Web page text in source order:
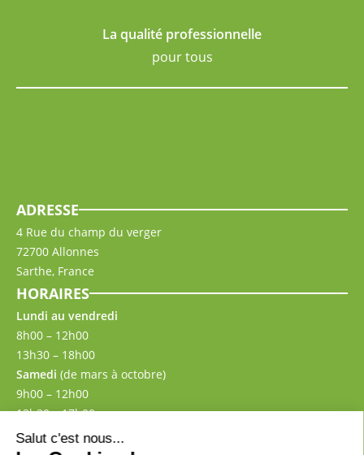
La qualité professionnelle
pour tous
ADRESSE
4 Rue du champ du verger
72700 Allonnes
Sarthe, France
HORAIRES
Lundi au vendredi
8h00 – 12h00
13h30 – 18h00
Samedi (de mars à octobre)
9h00 – 12h00
13h30 – 17h00